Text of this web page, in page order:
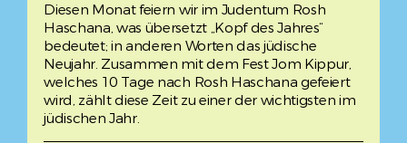
Diesen Monat feiern wir im Judentum Rosh
Haschana, was übersetzt „Kopf des Jahres“
bedeutet; in anderen Worten das jüdische
Neujahr. Zusammen mit dem Fest Jom Kippur,
welches 10 Tage nach Rosh Haschana gefeiert
wird, zählt diese Zeit zu einer der wichtigsten im
jüdischen Jahr.